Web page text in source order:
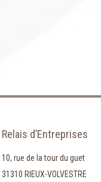
Relais d’Entreprises
10, rue de la tour du guet
31310 RIEUX-VOLVESTRE